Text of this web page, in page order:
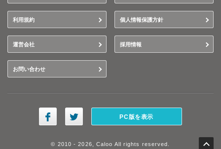
利用規約 個人情報保護方針
運営会社 採用情報
お問い合わせ
PC版を表示
© 2010 - 2026, Caloo All rights reserved.